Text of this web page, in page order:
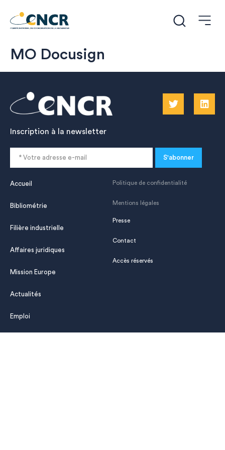
MO Docusign
Politique de confidentialité
Mentions légales
Presse
Contact
Accès réservés
Accueil
Bibliométrie
Filière industrielle
Affaires juridiques
Mission Europe
Actualités
Emploi
Inscription à la newsletter
S'abonner